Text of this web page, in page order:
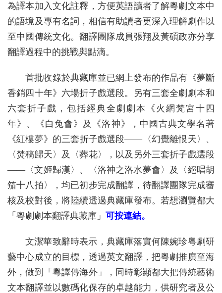
為譯本加入文化註釋，方便英語讀者了解粵劇文本中
的語境及專有名詞，相信有助讀者更深入理解劇作以
至中國傳統文化。翻譯團隊成員張翔及黃碩政亦分享
翻譯過程中的挑戰與點滴。
首批收錄於典藏庫並已網上發布的作品有《夢斷
香銷四十年》六場折子戲選段。另有三套全劇劇本和
六套折子戲，包括經典全劇劇本《火網梵宮十四
年》、《白兔會》及《洛神》，中國古典文學名著
《紅樓夢》的三套折子戲選段——〈幻覺離恨天〉、
〈焚稿歸天〉及〈葬花〉，以及另外三套折子戲選段
——〈文姬歸漢〉、〈洛神之洛水夢會〉及〈絕唱胡
笳十八拍〉，均已初步完成翻譯，待翻譯團隊完成審
核及校對後，將陸續透過典藏庫發布。若想瀏覽都大
「粵劇劇本翻譯典藏庫」 可按連結。
文潔華致辭時表示，典藏庫落實何陳婉珍粵劇研
藝中心成立的目標，透過英文翻譯，把粵劇推廣至海
外，做到「粵譯傳海外」，同時彰顯都大把傳統藝術
文本翻譯並以數碼化保存的卓越能力，供研究者及公